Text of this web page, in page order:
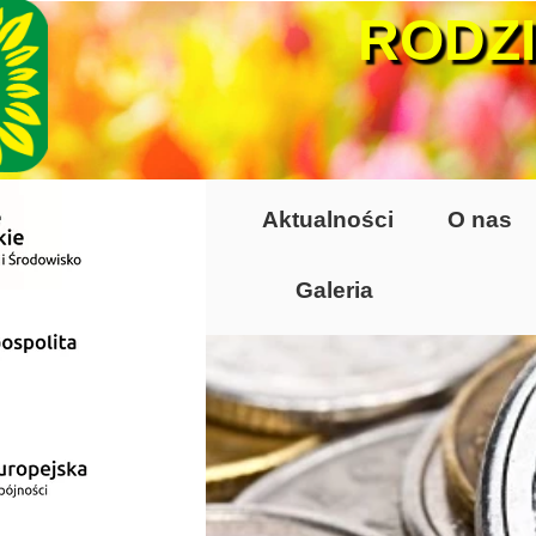
Galeria
Lata 70-te, lata
Altany lata 70-te,
Dzień Działkowca
Aktualności O nas